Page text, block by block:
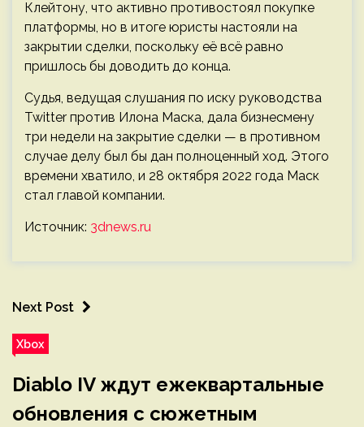
Клейтону, что активно противостоял покупке
платформы, но в итоге юристы настояли на
закрытии сделки, поскольку её всё равно
пришлось бы доводить до конца.
Судья, ведущая слушания по иску руководства
Twitter против Илона Маска, дала бизнесмену
три недели на закрытие сделки — в противном
случае делу был бы дан полноценный ход. Этого
времени хватило, и 28 октября 2022 года Маск
стал главой компании.
Источник: 3dnews.ru
Next Post
Xbox
Diablo IV ждут ежеквартальные
обновления с сюжетным